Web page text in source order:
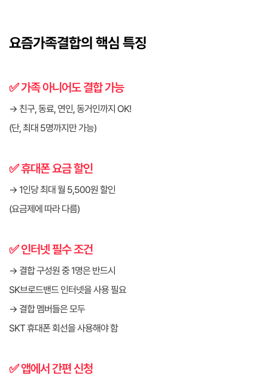
요즘가족결합의 핵심 특징
✅ 가족 아니어도 결합 가능
→ 친구, 동료, 연인, 동거인까지 OK!
(단, 최대 5명까지만 가능)
✅ 휴대폰 요금 할인
→ 1인당 최대 월 5,500원 할인
(요금제에 따라 다름)
✅ 인터넷 필수 조건
→ 결합 구성원 중 1명은 반드시
SK브로드밴드 인터넷을 사용 필요
→ 결합 멤버들은 모두
SKT 휴대폰 회선을 사용해야 함
✅ 앱에서 간편 신청